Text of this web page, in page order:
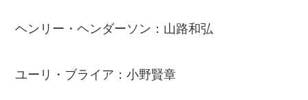
ヘンリー・ヘンダーソン：山路和弘
ユーリ・ブライア：小野賢章